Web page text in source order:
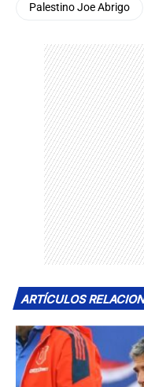
Palestino Joe Abrigo
ARTÍCULOS